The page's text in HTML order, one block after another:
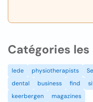
Catégories
lede physiotherapists
dental
business find
keerbergen
magazines